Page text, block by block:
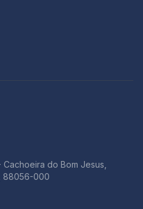
Cachoeira do Bom Jesus,
88056-000